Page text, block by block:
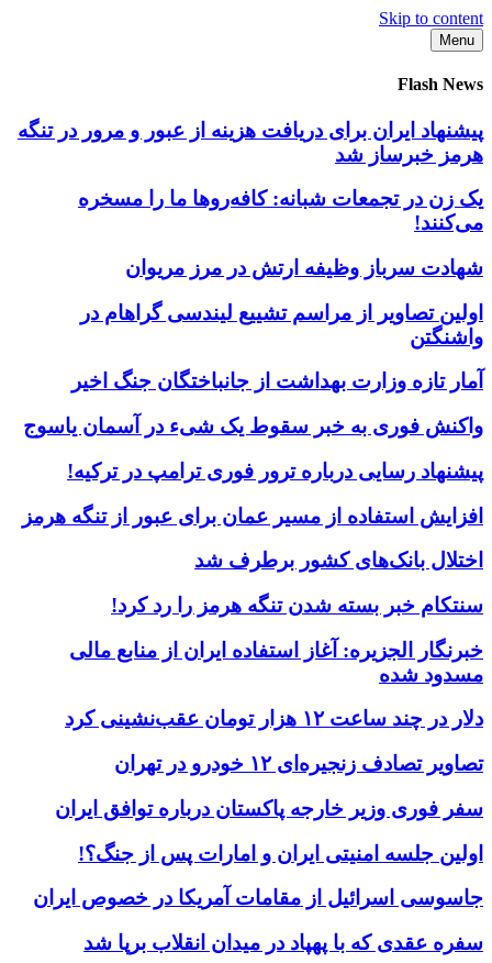
Skip to content
Menu
Flash News
پیشنهاد ایران برای دریافت هزینه از عبور و مرور در تنگه
هرمز خبرساز شد
یک زن در تجمعات شبانه: کافه‌روها ما را مسخره
می‌کنند!
شهادت سرباز وظیفه ارتش در مرز مریوان
اولین تصاویر از مراسم تشییع لیندسی گراهام در
واشنگتن
آمار تازه وزارت بهداشت از جانباختگان جنگ اخیر
واکنش فوری به خبر سقوط یک شیء در آسمان یاسوج
پیشنهاد رسایی درباره ترور فوری ترامپ در ترکیه!
افزایش استفاده از مسیر عمان برای عبور از تنگه هرمز
اختلال بانک‌های کشور برطرف شد
سنتکام خبر بسته شدن تنگه هرمز را رد کرد!
خبرنگار الجزیره: آغاز استفاده ایران از منابع مالی
مسدود شده
دلار در چند ساعت ۱۲ هزار تومان عقب‌نشینی کرد
تصاویر تصادف زنجیره‌ای ۱۲ خودرو در تهران
سفر فوری وزیر خارجه پاکستان درباره توافق ایران
اولین جلسه امنیتی ایران و امارات پس از جنگ؟!
جاسوسی اسرائیل از مقامات آمریکا در خصوص ایران
سفره عقدی که با پهپاد در میدان انقلاب برپا شد